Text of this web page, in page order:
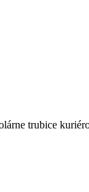
trubice